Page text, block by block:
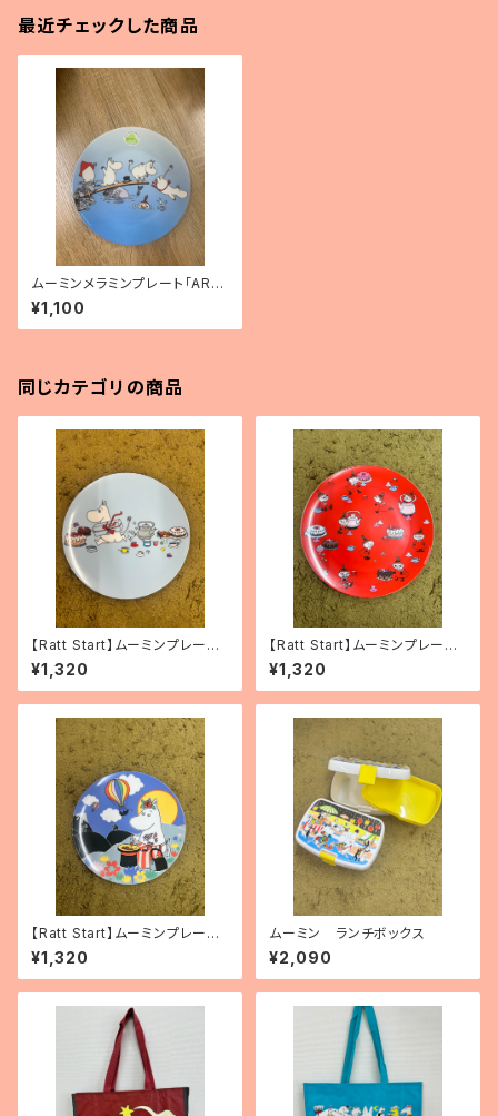
最近チェックした商品
ムーミンメラミンプレート「ARC
HIPELAGO」
¥1,100
同じカテゴリの商品
【Ratt Start】ムーミンプレー
ト 「Picknick」
¥1,320
【Ratt Start】ムーミンプレート
「リトルミィ」
¥1,320
【Ratt Start】ムーミンプレート
「Festivities」
¥1,320
ムーミン ランチボックス
¥2,090